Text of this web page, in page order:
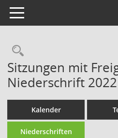
Toggle navigation
Rechercheauswahl
Sitzungen mit
Niederschrift 2022
Kalender
Niederschriften